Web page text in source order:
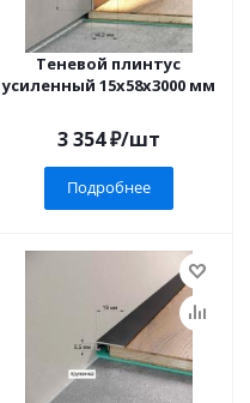
Теневой плинтус
усиленный 15х58х3000 мм
3 354₽/шт
Подробнее